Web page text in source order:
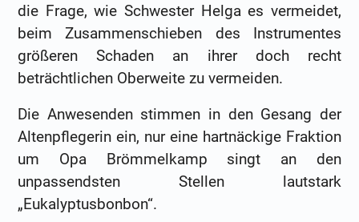
die Frage, wie Schwester Helga es vermeidet,
beim Zusammenschieben des Instrumentes
größeren Schaden an ihrer doch recht
beträchtlichen Oberweite zu vermeiden.
Die Anwesenden stimmen in den Gesang der
Altenpflegerin ein, nur eine hartnäckige Fraktion
um Opa Brömmelkamp singt an den
unpassendsten Stellen lautstark
„Eukalyptusbonbon“.